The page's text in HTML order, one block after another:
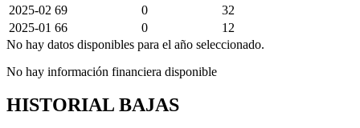
2025-02 69 0
32
2025-01 66 0
12
No hay datos disponibles para el año seleccionado.
No hay información financiera disponible
HISTORIAL BAJAS